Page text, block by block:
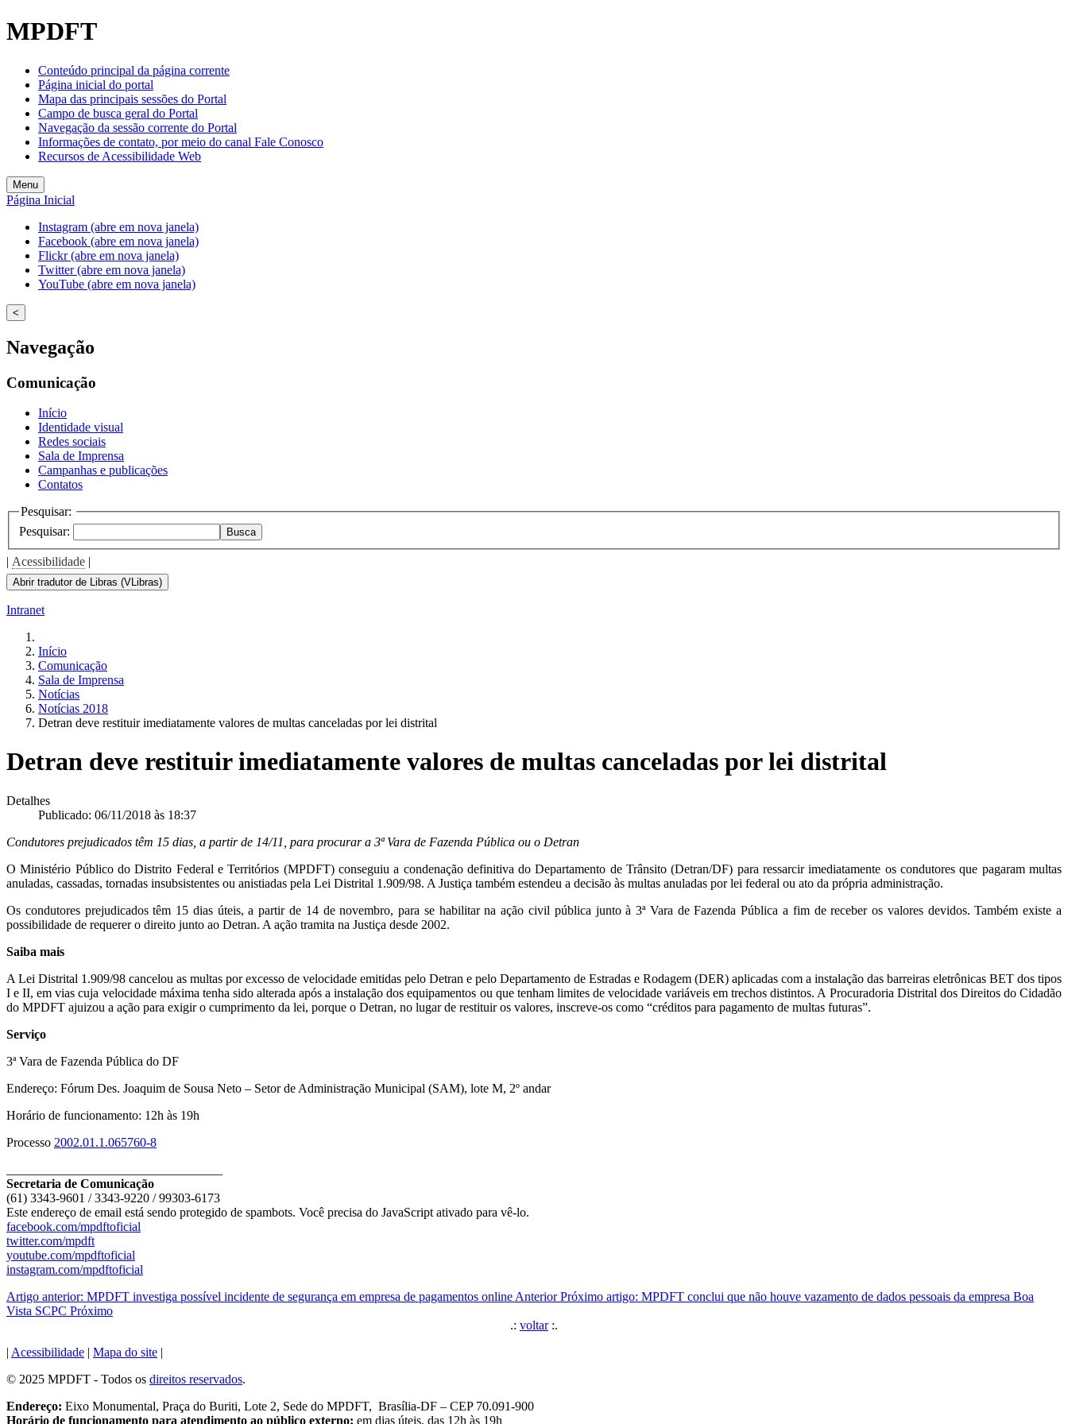
MPDFT
Conteúdo principal da página corrente
Página inicial do portal
Mapa das principais sessões do Portal
Campo de busca geral do Portal
Navegação da sessão corrente do Portal
Informações de contato, por meio do canal Fale Conosco
Recursos de Acessibilidade Web
Menu
Página Inicial
Instagram (abre em nova janela)
Facebook (abre em nova janela)
Flickr (abre em nova janela)
Twitter (abre em nova janela)
YouTube (abre em nova janela)
<
Navegação
Comunicação
Início
Identidade visual
Redes sociais
Sala de Imprensa
Campanhas e publicações
Contatos
Pesquisar:
Pesquisar:
Busca
| Acessibilidade |
Abrir tradutor de Libras (VLibras)
Intranet
Início
Comunicação
Sala de Imprensa
Notícias
Notícias 2018
Detran deve restituir imediatamente valores de multas canceladas por lei distrital
Detran deve restituir imediatamente valores de multas canceladas por lei distrital
Detalhes
Publicado: 06/11/2018 às 18:37
Condutores prejudicados têm 15 dias, a partir de 14/11, para procurar a 3ª Vara de Fazenda Pública ou o Detran
O Ministério Público do Distrito Federal e Territórios (MPDFT) conseguiu a condenação definitiva do Departamento de Trânsito (Detran/DF) para ressarcir imediatamente os condutores que pagaram multas
anuladas, cassadas, tornadas insubsistentes ou anistiadas pela Lei Distrital 1.909/98. A Justiça também estendeu a decisão às multas anuladas por lei federal ou ato da própria administração.
Os condutores prejudicados têm 15 dias úteis, a partir de 14 de novembro, para se habilitar na ação civil pública junto à 3ª Vara de Fazenda Pública a fim de receber os valores devidos. Também existe a
possibilidade de requerer o direito junto ao Detran. A ação tramita na Justiça desde 2002.
Saiba mais
A Lei Distrital 1.909/98 cancelou as multas por excesso de velocidade emitidas pelo Detran e pelo Departamento de Estradas e Rodagem (DER) aplicadas com a instalação das barreiras eletrônicas BET dos tipos
I e II, em vias cuja velocidade máxima tenha sido alterada após a instalação dos equipamentos ou que tenham limites de velocidade variáveis em trechos distintos. A Procuradoria Distrital dos Direitos do Cidadão
do MPDFT ajuizou a ação para exigir o cumprimento da lei, porque o Detran, no lugar de restituir os valores, inscreve-os como “créditos para pagamento de multas futuras”.
Serviço
3ª Vara de Fazenda Pública do DF
Endereço: Fórum Des. Joaquim de Sousa Neto – Setor de Administração Municipal (SAM), lote M, 2º andar
Horário de funcionamento: 12h às 19h
Processo 2002.01.1.065760-8
Secretaria de Comunicação
(61) 3343-9601 / 3343-9220 / 99303-6173
Este endereço de email está sendo protegido de spambots. Você precisa do JavaScript ativado para vê-lo.
facebook.com/mpdftoficial
twitter.com/mpdft
youtube.com/mpdftoficial
instagram.com/mpdftoficial
Artigo anterior: MPDFT investiga possível incidente de segurança em empresa de pagamentos online Anterior Próximo artigo: MPDFT conclui que não houve vazamento de dados pessoais da empresa Boa
Vista SCPC Próximo
.: voltar:.
| Acessibilidade | Mapa do site |
© 2025 MPDFT - Todos os direitos reservados.
Endereço: Eixo Monumental, Praça do Buriti, Lote 2, Sede do MPDFT, Brasília-DF – CEP 70.091-900
Horário de funcionamento para atendimento ao público externo: em dias úteis, das 12h às 19h